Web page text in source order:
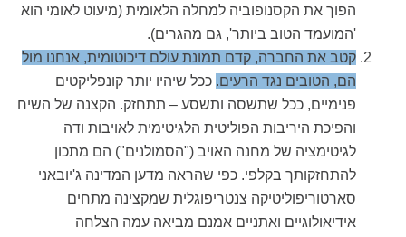
הפוך את הקסנופוביה למחלה הלאומית (מיעוט לאומי הוא
'המועמד הטוב ביותר', גם מהגרים).
קטב את החברה, קדם תמונת עולם דיכוטומית, אנחנו מול
הם, הטובים נגד הרעים. ככל שיהיו יותר קונפליקטים
פנימיים, ככל שתשסה ותשסע – תתחזק. הקצנה של השיח
והפיכת היריבות הפוליטית הלגיטימית לאויבות ודה
לגיטימציה של מחנה האויב ("הסמולנים") הם מתכון
להתחזקותך בקלפי. כפי שהראה מדען המדינה ג'יובאני
סארטוריפוליטיקה צנטריפוגלית שמקצינה מתחים
אידיאולוגיים ואתניים אמנם מביאה עמה הצלחה